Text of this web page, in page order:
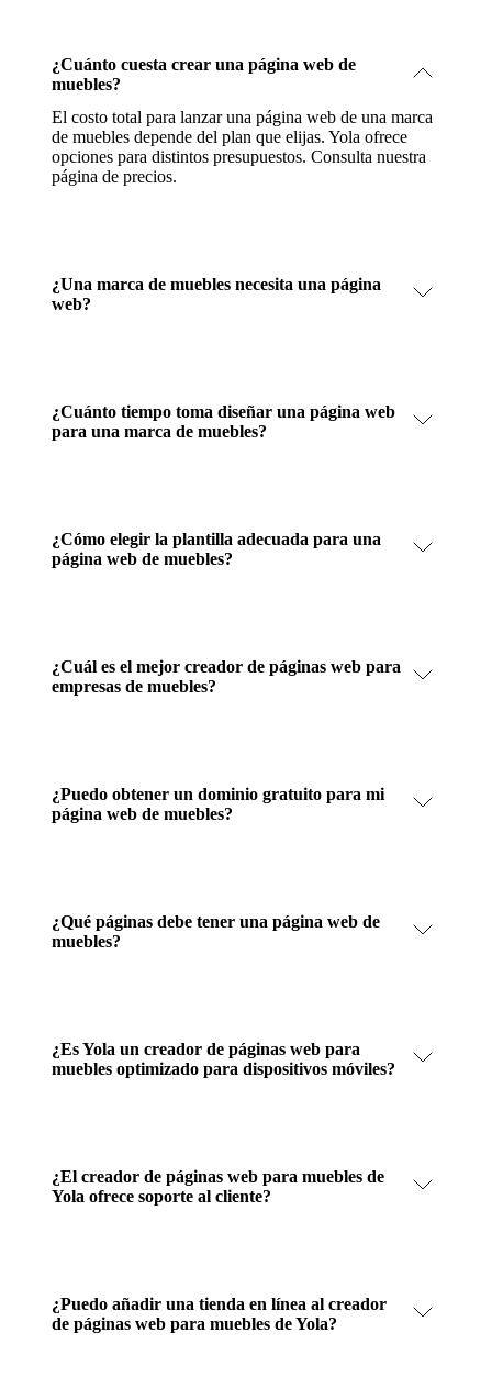
¿Cuánto cuesta crear una página web de
muebles?
El costo total para lanzar una página web de una marca
de muebles depende del plan que elijas. Yola ofrece
opciones para distintos presupuestos. Consulta nuestra
página de precios.
¿Una marca de muebles necesita una página
web?
¿Cuánto tiempo toma diseñar una página web
para una marca de muebles?
¿Cómo elegir la plantilla adecuada para una
página web de muebles?
¿Cuál es el mejor creador de páginas web para
empresas de muebles?
¿Puedo obtener un dominio gratuito para mi
página web de muebles?
¿Qué páginas debe tener una página web de
muebles?
¿Es Yola un creador de páginas web para
muebles optimizado para dispositivos móviles?
¿El creador de páginas web para muebles de
Yola ofrece soporte al cliente?
¿Puedo añadir una tienda en línea al creador
de páginas web para muebles de Yola?